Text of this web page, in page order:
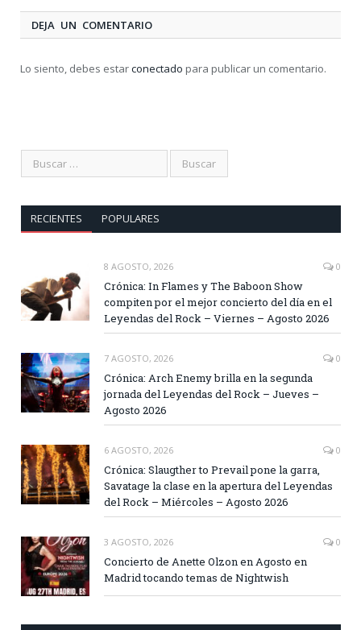
DEJA UN COMENTARIO
Lo siento, debes estarconectado para publicar un comentario.
RECIENTES POPULARES
8 AGOSTO, 2026 0
Crónica: In Flames y The Baboon Show
compiten por el mejor concierto del día en el
Leyendas del Rock – Viernes – Agosto 2026
7 AGOSTO, 2026 0
Crónica: Arch Enemy brilla en la segunda
jornada del Leyendas del Rock – Jueves –
Agosto 2026
6 AGOSTO, 2026 0
Crónica: Slaugther to Prevail pone la garra,
Savatage la clase en la apertura del Leyendas
del Rock – Miércoles – Agosto 2026
3 AGOSTO, 2026 0
Concierto de Anette Olzon en Agosto en
Madrid tocando temas de Nightwish